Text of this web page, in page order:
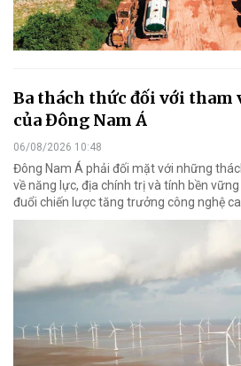
Ba thách thức đối với tham
của Đông Nam Á
06/08/2026 10:48
Đông Nam Á phải đối mặt với những
về năng lực, địa chính trị và tính bền
đuổi chiến lược tăng trưởng công nghệ